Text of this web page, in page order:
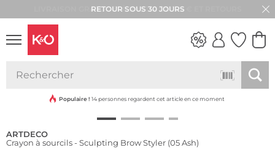
RETOUR SOUS 30 JOURS
VIBES
Résistant à l'eau
Populaire ! 14 personnes regardent cet article en ce moment
ARTDECO
Crayon à sourcils - Sculpting Brow Styler (05 Ash)